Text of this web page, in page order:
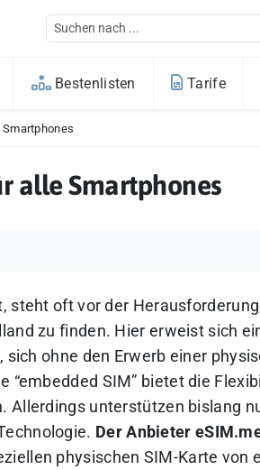
Bestenlisten Tarife
alle Smartphones
steht oft vor der
zu finden. Hier erweist sich
ohne den Erwerb einer
“embedded SIM” bietet die
Allerdings unterstützen bislang
Der Anbieter
physischen SIM-Karte von